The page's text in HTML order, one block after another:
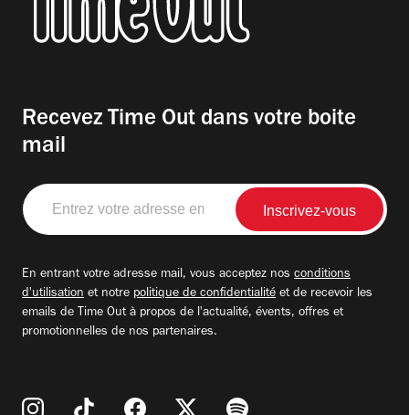
Recevez Time Out dans votre boite
mail
Entrez
votre
adresse
En entrant votre adresse mail, vous acceptez nos conditions
d'utilisation et notre politique de confidentialité et de recevoir les
emails de Time Out à propos de l'actualité, évents, offres et
promotionnelles de nos partenaires.